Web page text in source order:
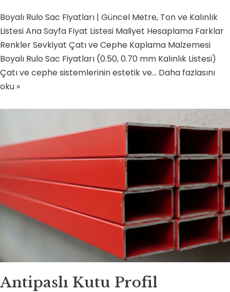
Boyalı Rulo Sac Fiyatları | Güncel Metre, Ton ve Kalınlık
Listesi Ana Sayfa Fiyat Listesi Maliyet Hesaplama Farklar
Renkler Sevkiyat Çatı ve Cephe Kaplama Malzemesi
Boyalı Rulo Sac Fiyatları (0.50, 0.70 mm Kalınlık Listesi)
Çatı ve cephe sistemlerinin estetik ve… Daha fazlasını
oku »
Antipaslı Kutu Profil